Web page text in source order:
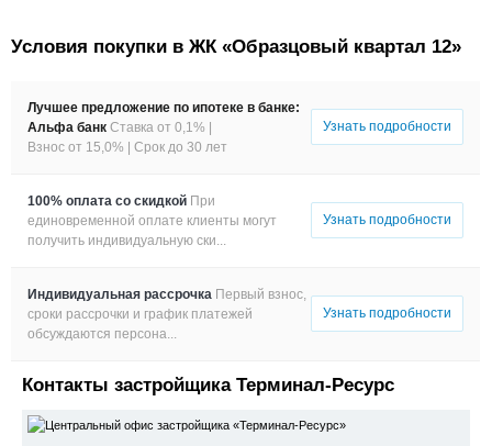
Условия покупки в ЖК «Образцовый квартал 12»
Лучшее предложение по ипотеке в банке:
Альфа банк Ставка от 0,1% |
Взнос от 15,0% | Срок до 30 лет
Узнать подробности
100% оплата со скидкой При
единовременной оплате клиенты могут
получить индивидуальную ски...
Узнать подробности
Индивидуальная рассрочка Первый взнос,
сроки рассрочки и график платежей
обсуждаются персона...
Узнать подробности
Контакты застройщика Терминал-Ресурс